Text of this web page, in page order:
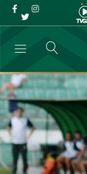
Pré-
→ Futebol